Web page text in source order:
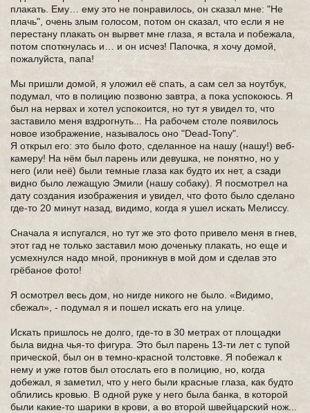
плакать. Ему… ему это не понравилось, он сказал мне: "Не
плачь", очень злым голосом, потом он сказал, что если я не
перестану плакать он вырвет мне глаза, я встала и побежала,
потом споткнулась и… и он исчез! Папочка, я хочу домой,
пожалуйста, папа!
Мы пришли домой, я уложил её спать, а сам сел за ноутбук,
подумал, что в полицию позвоню завтра, а пока успокоюсь. Я
был на нервах и хотел успокоится, но тут я увидел то, что
заставило меня вздрогнуть... На рабочем столе появилось
новое изображение, называлось оно "Dead-Tony".
Я открыл его: это было фото, сделанное на нашу (нашу!) веб-
камеру! На нём был парень или девушка, не понятно, но у
него (или неё) были темные глаза как будто их нет, а сзади
видно было лежащую Эмили (нашу собаку). Я посмотрел на
дату создания изображения и увидел, что фото было сделано
где-то 20 минут назад, видимо, когда я ушел искать Мелиссу.
Сначала я испугался, но тут же это фото привело меня в гнев,
этот гад не только заставил мою доченьку плакать, но еще и
усмехнулся надо мной, проникнув в мой дом и сделав это
грёбаное фото!
Я осмотрел весь дом, но нигде никого не было. «Видимо,
сбежал», - подумал я и пошел искать его на улице.
Искать пришлось не долго, где-то в 30 метрах от площадки
была видна чья-то фигура. Это был парень 13-ти лет с тупой
прической, был он в темно-красной толстовке. Я побежал к
нему и уже готов был отослать его в полицию, но, когда
добежал, я заметил, что у него были красные глаза, как будто
облились кровью. В одной руке у него была банка, в которой
были какие-то шарики в крови, а во второй швейцарский нож...